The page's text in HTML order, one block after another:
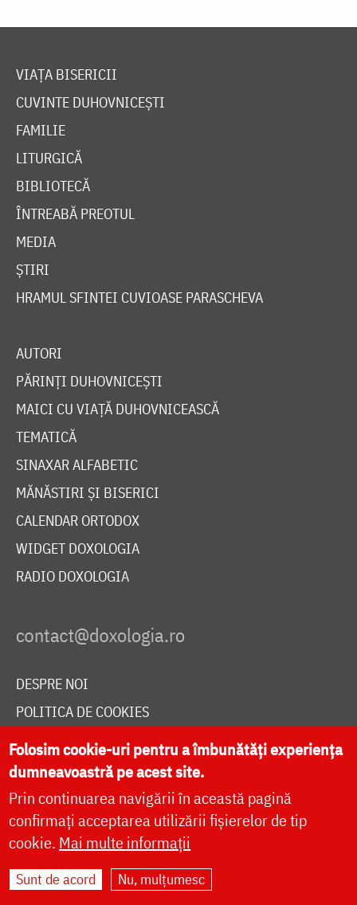
VIAȚA BISERICII
CUVINTE DUHOVNICEȘTI
FAMILIE
LITURGICĂ
BIBLIOTECĂ
ÎNTREABĂ PREOTUL
MEDIA
ȘTIRI
HRAMUL SFINTEI CUVIOASE PARASCHEVA
AUTORI
PĂRINȚI DUHOVNICEȘTI
MAICI CU VIAȚĂ DUHOVNICEASCĂ
TEMATICĂ
SINAXAR ALFABETIC
MĂNĂSTIRI ȘI BISERICI
CALENDAR ORTODOX
WIDGET DOXOLOGIA
RADIO DOXOLOGIA
DESPRE NOI
POLITICA DE COOKIES
DONEAZĂ ONLINE PENTRU CATEDRALA NAȚIONALĂ
LIVE
Site dezvoltat deDOXOLOGIA MEDIA
Arhiepiscopia Iașilor | ©
Folosim cookie-uri pentru a îmbunătăți experiența
dumneavoastră pe acest site.
Prin continuarea navigării în această pagină
confirmați acceptarea utilizării fișierelor de tip
cookie. Mai multe informații
Sunt de acord Nu, mulțumesc